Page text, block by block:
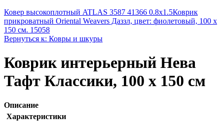
Ковер высокоплотный ATLAS 3587 41366 0.8x1.5Коврик
прикроватный Oriental Weavers Дaззл, цвет: фиолетовый, 100 х
150 см. 15058
Вернуться к: Ковры и шкуры
Коврик интерьерный Нева
Тафт Классики, 100 х 150 см
Описание
Характеристики